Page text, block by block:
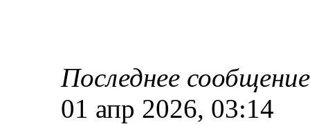
Последнее
01 апр 2026, 03:14